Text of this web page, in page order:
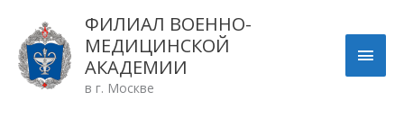
содержимому
ФИЛИАЛ ВОЕННО-
МЕДИЦИНСКОЙ
АКАДЕМИИ
в г. Москве